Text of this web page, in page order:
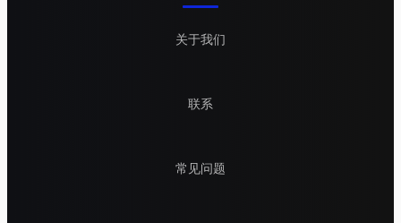
关于我们
联系
常见问题